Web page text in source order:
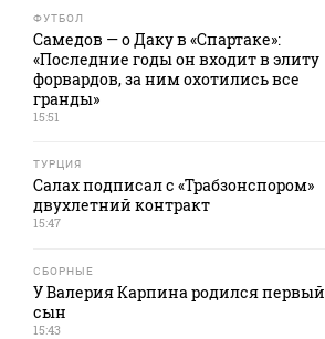
ФУТБОЛ
Самедов — о Даку в «Спартаке»:
«Последние годы он входит в элиту
форвардов, за ним охотились все
гранды»
15:51
ТУРЦИЯ
Салах подписал с «Трабзонспором»
двухлетний контракт
15:47
СБОРНЫЕ
У Валерия Карпина родился первый
сын
15:43